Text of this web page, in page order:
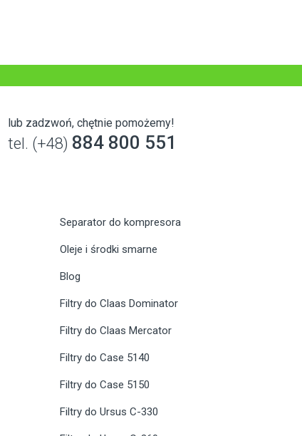
lub zadzwoń, chętnie pomożemy!
tel. (+48) 884 800 551
Separator do kompresora
Oleje i środki smarne
Blog
Filtry do Claas Dominator
Filtry do Claas Mercator
Filtry do Case 5140
Filtry do Case 5150
Filtry do Ursus C-330